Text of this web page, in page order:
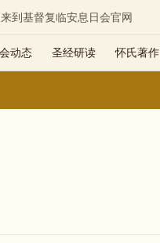
到基督复临安息日会官网
动态 圣经研读 怀氏著作